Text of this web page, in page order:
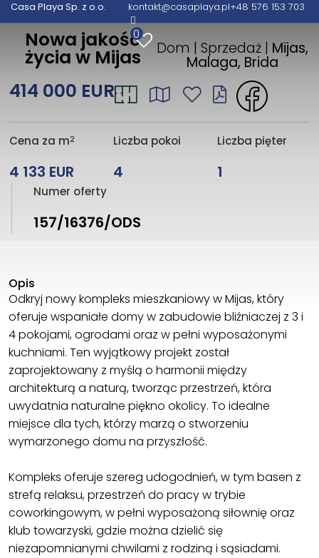
Casa Playa Sp. z o.o. kontakt@casaplaya.pl+48 576 153 703
0
Nowa jakość
życia w Mijas Dom | Sprzedaż | Mijas,
Malaga, Brida
414 000 EUR
Cena za m2
4 133 EUR
Liczba pokoi
4
Liczba pięter
1
Numer oferty
157/16376/ODS
Opis
Odkryj nowy kompleks mieszkaniowy w Mijas, który
oferuje wspaniałe domy w zabudowie bliźniaczej z 3 i
4 pokojami, ogrodami oraz w pełni wyposażonymi
kuchniami. Ten wyjątkowy projekt został
zaprojektowany z myślą o harmonii między
architekturą a naturą, tworząc przestrzeń, która
uwydatnia naturalne piękno okolicy. To idealne
miejsce dla tych, którzy marzą o stworzeniu
wymarzonego domu na przyszłość.
Kompleks oferuje szereg udogodnień, w tym basen z
strefą relaksu, przestrzeń do pracy w trybie
coworkingowym, w pełni wyposażoną siłownię oraz
klub towarzyski, gdzie można dzielić się
niezapomnianymi chwilami z rodziną i sąsiadami.